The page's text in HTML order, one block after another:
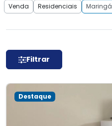
Venda Residenciais Maringá
Filtrar
Destaque